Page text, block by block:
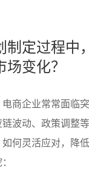
制定过程中
变化？
商企业常常面临
波动、政策调整
何灵活应对，降